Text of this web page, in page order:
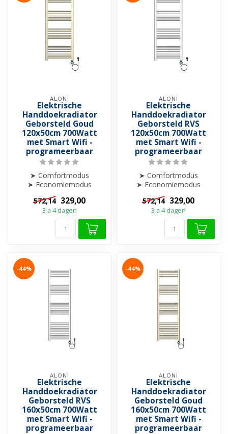
ALONI
Elektrische
Handdoekradiator
Geborsteld Goud
120x50cm 700Watt
met Smart Wifi -
programeerbaar
➤ Comfortmodus
➤ Economiemodus
➤ Weekprogramma
➤ Boostfunctie
➤ Open-raamdet...
572,14 329,00
3 a 4 dagen
ALONI
Elektrische
Handdoekradiator
Geborsteld RVS
120x50cm 700Watt
met Smart Wifi -
programeerbaar
➤ Comfortmodus
➤ Economiemodus
➤ Weekprogramma
➤ Boostfunctie
➤ Open-raamdet...
572,14 329,00
3 a 4 dagen
-44%
ALONI
Elektrische
Handdoekradiator
Geborsteld RVS
160x50cm 700Watt
met Smart Wifi -
programeerbaar
-44%
ALONI
Elektrische
Handdoekradiator
Geborsteld Goud
160x50cm 700Watt
met Smart Wifi -
programeerbaar